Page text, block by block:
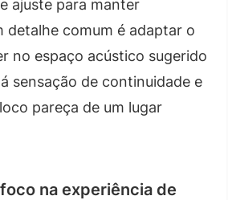
ajuste para manter
detalhe comum é adaptar o
no espaço acústico sugerido
sensação de continuidade e
pareça de um lugar
na experiência de